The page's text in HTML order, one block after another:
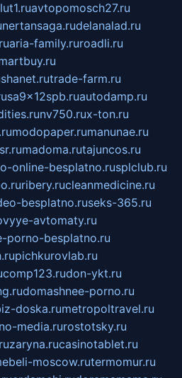
avtopomosch27.ru
nertansaga.rudelanalad.ru
aria-family.ruroadli.ru
trade-farm.ru
autodamp.ru
nv750.rux-ton.ru
modopaper.rumanunae.ru
madoma.rutajuncos.ru
online-besplatno.rusplclub.ru
ribery.rucleanmedicine.ru
besplatno.ruseks-365.ru
avtomaty.ru
porno-besplatno.ru
pichkurovlab.ru
comp123.rudon-ykt.ru
domashnee-porno.ru
doska.rumetropoltravel.ru
media.rurostotsky.ru
zaryna.rucasinotablet.ru
moscow.rutermomur.ru